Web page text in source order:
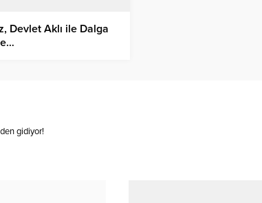
Devlet Aklı ile Dalga
gidiyor!